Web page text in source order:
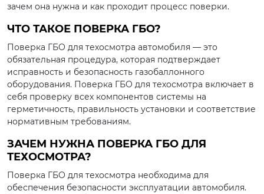
зачем она нужна и как проходит процесс поверки.
ЧТО ТАКОЕ ПОВЕРКА ГБО?
Поверка ГБО для техосмотра автомобиля — это
обязательная процедура, которая подтверждает
исправность и безопасность газобаллонного
оборудования. Поверка ГБО для техосмотра включает в
себя проверку всех компонентов системы на
герметичность, правильность установки и соответствие
нормативным требованиям.
ЗАЧЕМ НУЖНА ПОВЕРКА ГБО ДЛЯ
ТЕХОСМОТРА?
Поверка ГБО для техосмотра необходима для
обеспечения безопасности эксплуатации автомобиля.